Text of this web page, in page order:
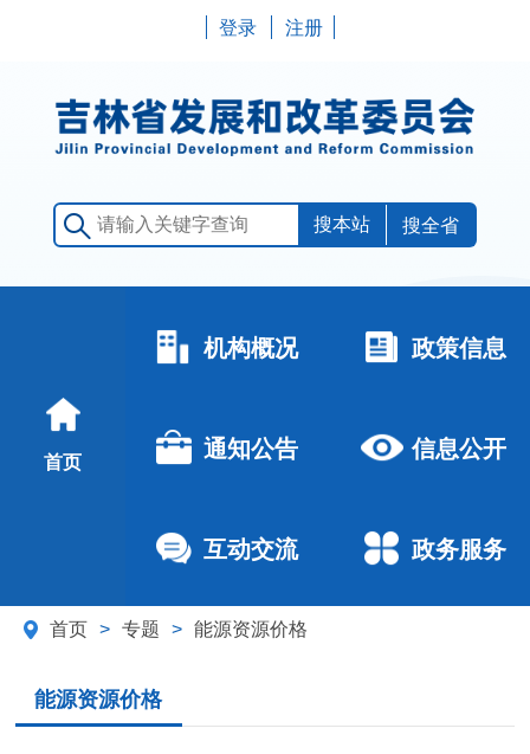
登录 注册
搜全省
首页
机构概况 政策信息
通知公告 信息公开
互动交流 政务服务
首页 > 专题 > 能源资源价格
能源资源价格